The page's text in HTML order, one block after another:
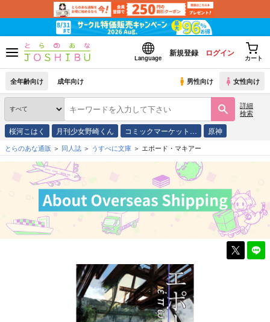
Language
新規登録 ログイン
カート
全年齢向け 成年向け 男性向け 女性向け
詳細
検索
桜河こはく 月刊少女野崎くん コミックマーケット… 原神
とらのあな通販 同人誌 うすべに文庫 エポード・マキアー